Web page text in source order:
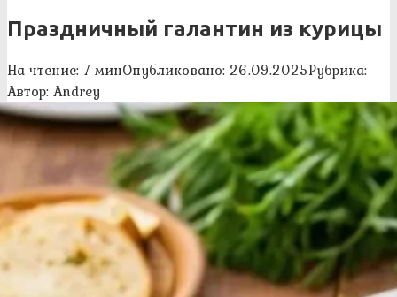
Праздничный галантин из курицы
На чтение: 7 минОпубликовано: 26.09.2025Рубрика:
Автор: Andrey